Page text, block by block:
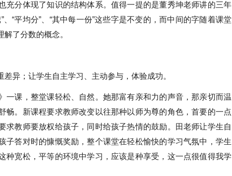
充分体现了知识的结构体系。值得一提的是董秀坤老师讲的三年
“平均分”、“其中每一份”这些字是不变的，而中间的字随着课堂
了分数的概念。
异；让学生自主学习、主动参与，体验成功。
一课，整堂课轻松、自然。她那富有亲和力的声音，那亲切而温
畅。新课程要求教师改变以往那种以师为尊的角色，首要的一点
求教师要放权给孩子，同时给孩子热情的鼓励。田老师让学生自
子答对时的慷慨奖励，整个课堂在轻松愉快的学习气氛中，学生
种宽松，平等的环境中学习，应该是种享受，这一点很值得我学